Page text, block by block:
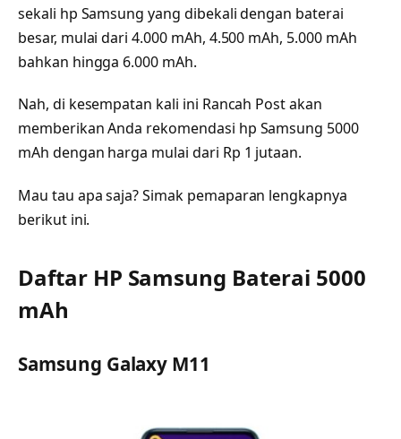
sekali hp Samsung yang dibekali dengan baterai
besar, mulai dari 4.000 mAh, 4.500 mAh, 5.000 mAh
bahkan hingga 6.000 mAh.
Nah, di kesempatan kali ini Rancah Post akan
memberikan Anda rekomendasi hp Samsung 5000
mAh dengan harga mulai dari Rp 1 jutaan.
Mau tau apa saja? Simak pemaparan lengkapnya
berikut ini.
Daftar HP Samsung Baterai 5000
mAh
Samsung Galaxy M11